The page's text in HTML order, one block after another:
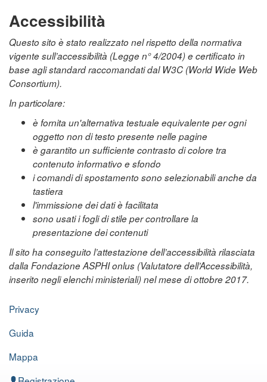
Accessibilità
Questo sito è stato realizzato nel rispetto della normativa
vigente sull’accessibilità (Legge n° 4/2004) e certificato in
base agli standard raccomandati dal W3C (World Wide Web
Consortium).
In particolare:
è fornita un'alternativa testuale equivalente per ogni
oggetto non di testo presente nelle pagine
è garantito un sufficiente contrasto di colore tra
contenuto informativo e sfondo
i comandi di spostamento sono selezionabili anche da
tastiera
l'immissione dei dati è facilitata
sono usati i fogli di stile per controllare la
presentazione dei contenuti
Il sito ha conseguito l’attestazione dell’accessibilità rilasciata
dalla Fondazione ASPHI onlus (Valutatore dell’Accessibilità,
inserito negli elenchi ministeriali) nel mese di ottobre 2017.
Privacy
Guida
Mappa